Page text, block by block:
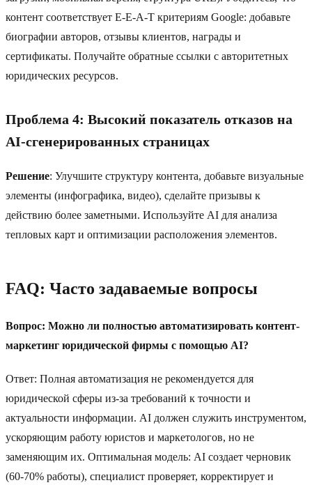
контент соответствует E-E-A-T критериям Google: добавьте
биографии авторов, отзывы клиентов, награды и
сертификаты. Получайте обратные ссылки с авторитетных
юридических ресурсов.
Проблема 4: Высокий показатель отказов на
AI-сгенерированных страницах
Решение: Улучшите структуру контента, добавьте визуальные
элементы (инфографика, видео), сделайте призывы к
действию более заметными. Используйте AI для анализа
тепловых карт и оптимизации расположения элементов.
FAQ: Часто задаваемые вопросы
Вопрос: Можно ли полностью автоматизировать контент-
маркетинг юридической фирмы с помощью AI?
Ответ: Полная автоматизация не рекомендуется для
юридической сферы из-за требований к точности и
актуальности информации. AI должен служить инструментом,
ускоряющим работу юристов и маркетологов, но не
заменяющим их. Оптимальная модель: AI создает черновик
(60-70% работы), специалист проверяет, корректирует и